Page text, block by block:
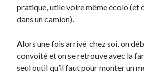
Quel Lyonnais es-tu, Renaud Ducher ?
A quand une véritable place pour le vélo à
Comment je vis ma vie sur un vélo
pratique, utile voire même écolo (et
dans un camion).
Alors une fois arrivé chez soi, on
convoité et on se retrouve avec la
seul outil qu’il faut pour monter un